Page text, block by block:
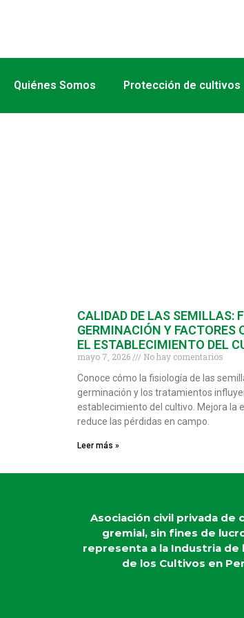
Quiénes Somos Protección de cultivos
CALIDAD DE LAS SEMILLAS:
GERMINACIÓN Y FACTORES
EL ESTABLECIMIENTO DEL
mayo 7, 2026
No hay comentarios
Conoce cómo la fisiología de las
germinación y los tratamientos
establecimiento del cultivo. Mejora la
reduce las pérdidas en campo.
Leer más »
Asociación civil privada de
gremial, sin fines de
representa a la Industria de
de los Cultivos en